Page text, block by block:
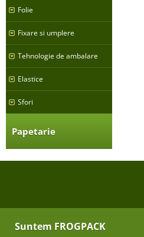
Folie
Fixare si umplere
Tehnologie de ambalare
Elastice
Sfori
Papetarie
Suntem FROGPACK